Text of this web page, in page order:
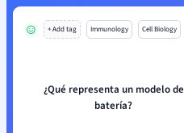
+ Add tag Immunology Cell Biology
¿Qué representa un modelo de
batería?